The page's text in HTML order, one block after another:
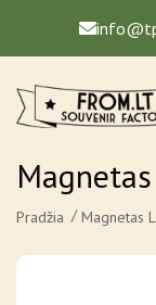
Pradžia Magnetas